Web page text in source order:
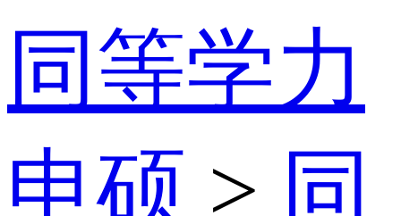
同等学力
申硕 > 同